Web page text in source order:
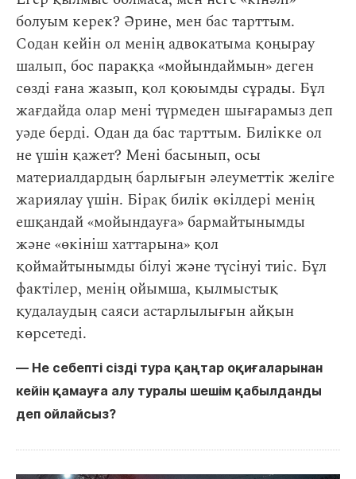
болуым керек? Әрине, мен бас тарттым.
Содан кейін ол менің адвокатыма қоңырау
шалып, бос параққа «мойындаймын» деген
сөзді ғана жазып, қол қоюымды сұрады. Бұл
жағдайда олар мені түрмеден шығарамыз деп
уәде берді. Одан да бас тарттым. Билікке ол
не үшін қажет? Мені басынып, осы
материалдардың барлығын әлеуметтік желіге
жариялау үшін. Бірақ билік өкілдері менің
ешқандай «мойындауға» бармайтынымды
және «өкініш хаттарына» қол
қоймайтынымды білуі және түсінуі тиіс. Бұл
фактілер, менің ойымша, қылмыстық
қудалаудың саяси астарлылығын айқын
көрсетеді.
― Не себепті сізді тура қаңтар оқиғаларынан
кейін қамауға алу туралы шешім қабылданды
деп ойлайсыз?